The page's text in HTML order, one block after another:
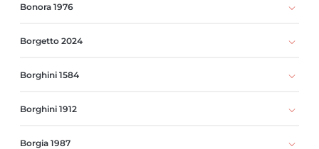
Bonora 1976
Borgetto 2024
Borghini 1584
Borghini 1912
Borgia 1987